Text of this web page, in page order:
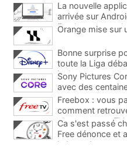
La nouvelle
arrivée sur
Freebox, testez la
Orange mise sur
Bonne surprise
toute la Liga
inclus
Sony Pictures
avec des
Freebox : vous
comment
abonnements TV
Ca s'est passé
Free dénonce et
le bout de son